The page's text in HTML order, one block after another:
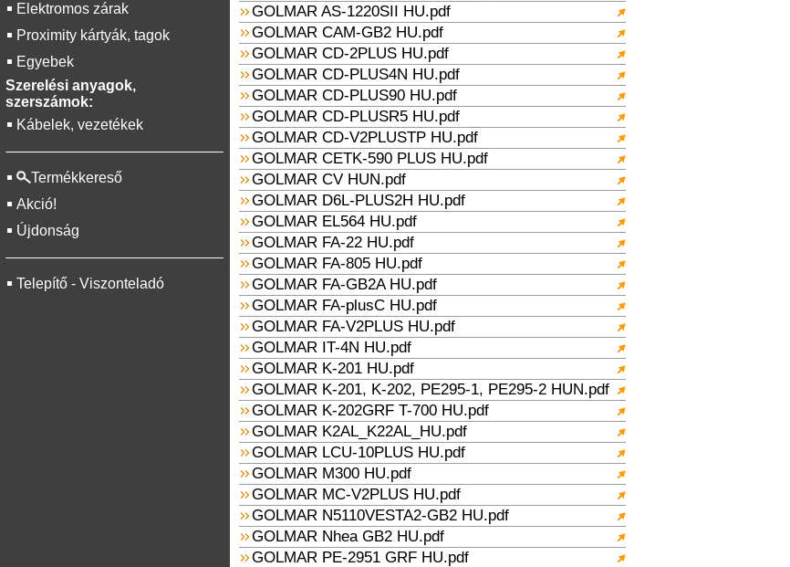
Elektromos zárak
Proximity kártyák, tagok
Egyebek
Szerelési anyagok,
szerszámok:
Kábelek, vezetékek
Termékkereső
Akció!
Újdonság
Telepítő - Viszonteladó
GOLMAR AS-1220SII HU.pdf
GOLMAR CAM-GB2 HU.pdf
GOLMAR CD-2PLUS HU.pdf
GOLMAR CD-PLUS4N HU.pdf
GOLMAR CD-PLUS90 HU.pdf
GOLMAR CD-PLUSR5 HU.pdf
GOLMAR CD-V2PLUSTP HU.pdf
GOLMAR CETK-590 PLUS HU.pdf
GOLMAR CV HUN.pdf
GOLMAR D6L-PLUS2H HU.pdf
GOLMAR EL564 HU.pdf
GOLMAR FA-22 HU.pdf
GOLMAR FA-805 HU.pdf
GOLMAR FA-GB2A HU.pdf
GOLMAR FA-plusC HU.pdf
GOLMAR FA-V2PLUS HU.pdf
GOLMAR IT-4N HU.pdf
GOLMAR K-201 HU.pdf
GOLMAR K-201, K-202, PE295-1, PE295-2 HUN.pdf
GOLMAR K-202GRF T-700 HU.pdf
GOLMAR K2AL_K22AL_HU.pdf
GOLMAR LCU-10PLUS HU.pdf
GOLMAR M300 HU.pdf
GOLMAR MC-V2PLUS HU.pdf
GOLMAR N5110VESTA2-GB2 HU.pdf
GOLMAR Nhea GB2 HU.pdf
GOLMAR PE-2951 GRF HU.pdf